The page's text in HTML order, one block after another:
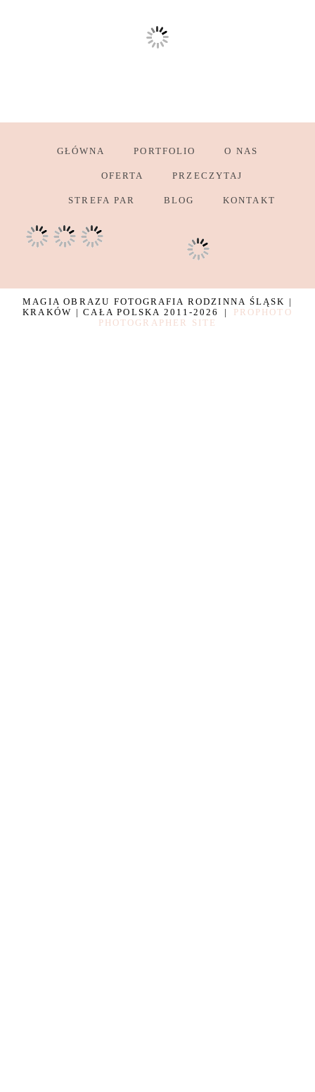
GŁÓWNA PORTFOLIO O NAS
OFERTA PRZECZYTAJ
STREFA PAR BLOG KONTAKT
MAGIA OBRAZU FOTOGRAFIA RODZINNA ŚLĄSK |
KRAKÓW | CAŁA POLSKA 2011-2026
|
PROPHOTO
PHOTOGRAPHER SITE